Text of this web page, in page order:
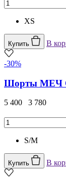
XS
Купить В
-30%
Шорты МЕЧ
5 400 3 780
S/M
Купить В